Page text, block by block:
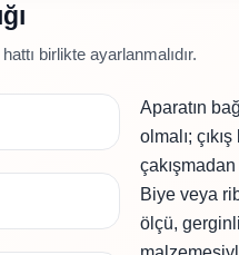
birlikte ayarlanmalıdır.
Aparatın
olmalı;
çakışmadan
Biye veya
ölçü,